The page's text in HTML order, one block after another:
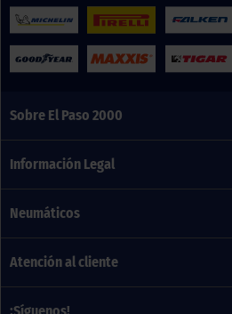
Sobre El Paso 2000
Información Legal
Neumáticos
Atención al cliente